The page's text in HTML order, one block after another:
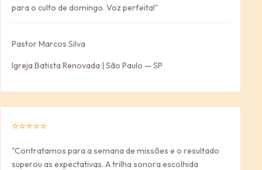
para o culto de domingo. Voz perfeita!"
Pastor Marcos Silva
Igreja Batista Renovada | São Paulo — SP
⭐⭐⭐⭐⭐
"Contratamos para a semana de missões e o resultado
superou as expectativas. A trilha sonora escolhida